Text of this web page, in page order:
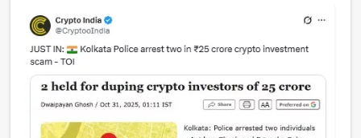
Kolkata में ₹25 करोड़ का Crypto Scam, दो आरोपी गिरफ्तार